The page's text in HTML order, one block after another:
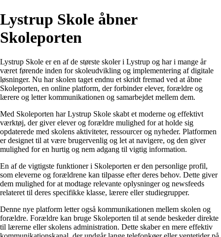
Lystrup Skole åbner
Skoleporten
Lystrup Skole er en af de største skoler i Lystrup og har i mange år
været førende inden for skoleudvikling og implementering af digitale
løsninger. Nu har skolen taget endnu et skridt fremad ved at åbne
Skoleporten, en online platform, der forbinder elever, forældre og
lærere og letter kommunikationen og samarbejdet mellem dem.
Med Skoleporten har Lystrup Skole skabt et moderne og effektivt
værktøj, der giver elever og forældre mulighed for at holde sig
opdaterede med skolens aktiviteter, ressourcer og nyheder. Platformen
er designet til at være brugervenlig og let at navigere, og den giver
mulighed for en hurtig og nem adgang til vigtig information.
En af de vigtigste funktioner i Skoleporten er den personlige profil,
som eleverne og forældrene kan tilpasse efter deres behov. Dette giver
dem mulighed for at modtage relevante oplysninger og newsfeeds
relateret til deres specifikke klasse, lærere eller studiegrupper.
Denne nye platform letter også kommunikationen mellem skolen og
forældre. Forældre kan bruge Skoleporten til at sende beskeder direkte
til lærerne eller skolens administration. Dette skaber en mere effektiv